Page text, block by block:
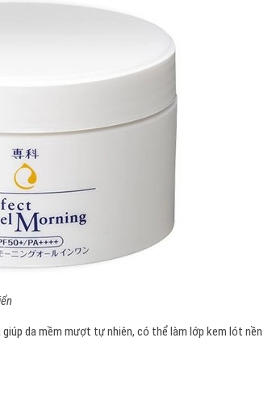
giúp da mềm mượt tự nhiên, có thể làm lớp kem lót nền